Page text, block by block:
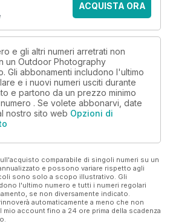
ACQUISTA ORA
e gli altri numeri arretrati non
un Outdoor Photography
Gli abbonamenti includono l'ultimo
e i nuovi numeri usciti durante
e partono da un prezzo minimo
. Se volete abbonarvi, date
nostro sito web Opzioni di
comparabile di singoli numeri su un
e possono variare rispetto agli
sono solo a scopo illustrativo. Gli
l'ultimo numero e tutti i numeri regolari
se non diversamente indicato.
automaticamente a meno che non
mio account fino a 24 ore prima della scadenza